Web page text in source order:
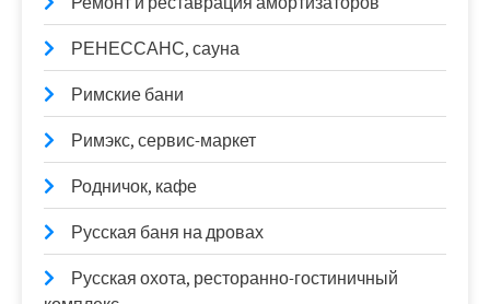
РЕНЕССАНС, сауна
Римские бани
Римэкс, сервис-маркет
Родничок, кафе
Русская баня на дровах
Русская охота, ресторанно-гостиничный